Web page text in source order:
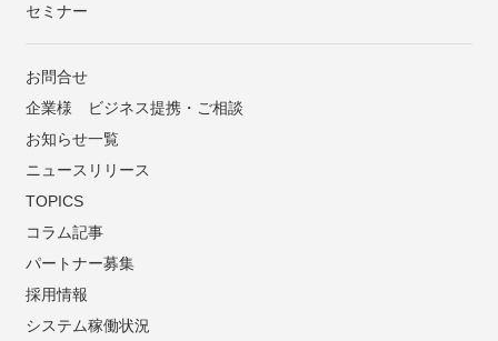
セミナー
お問合せ
企業様 ビジネス提携・ご相談
お知らせ一覧
ニュースリリース
TOPICS
コラム記事
パートナー募集
採用情報
システム稼働状況